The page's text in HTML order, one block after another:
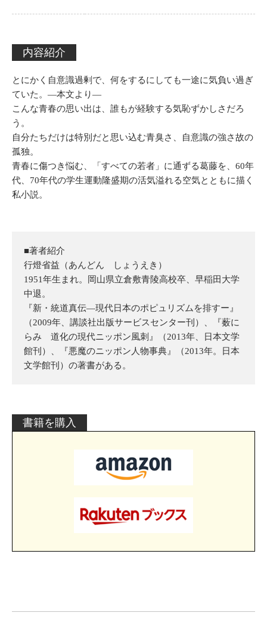
内容紹介
とにかく自意識過剰で、何をするにしても一途に気負い過ぎ
ていた。―本文より―
こんな青春の思い出は、誰もが経験する気恥ずかしさだろ
う。
自分たちだけは特別だと思い込む青臭さ、自意識の強さ故の
孤独。
青春に傷つき悩む、「すべての若者」に通ずる葛藤を、60年
代、70年代の学生運動隆盛期の活気溢れる空気とともに描く
私小説。
■著者紹介
行燈省益（あんどん しょうえき）
1951年生まれ。岡山県立倉敷青陵高校卒、早稲田大学
中退。
『新・統道真伝―現代日本のポピュリズムを排すー』
（2009年、講談社出版サービスセンター刊）、『薮に
らみ 道化の現代ニッポン風刺』（2013年、日本文学
館刊）、『悪魔のニッポン人物事典』（2013年。日本
文学館刊）の著書がある。
書籍を購入